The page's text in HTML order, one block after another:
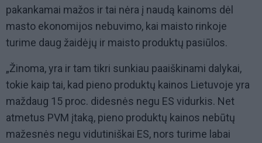
pakankamai mažos ir tai nėra į naudą kainoms dėl
masto ekonomijos nebuvimo, kai maisto rinkoje
turime daug žaidėjų ir maisto produktų pasiūlos.
„Žinoma, yra ir tam tikri sunkiau paaiškinami dalykai,
tokie kaip tai, kad pieno produktų kainos Lietuvoje yra
maždaug 15 proc. didesnės negu ES vidurkis. Net
atmetus PVM įtaką, pieno produktų kainos nebūtų
mažesnės negu vidutiniškai ES, nors turime labai